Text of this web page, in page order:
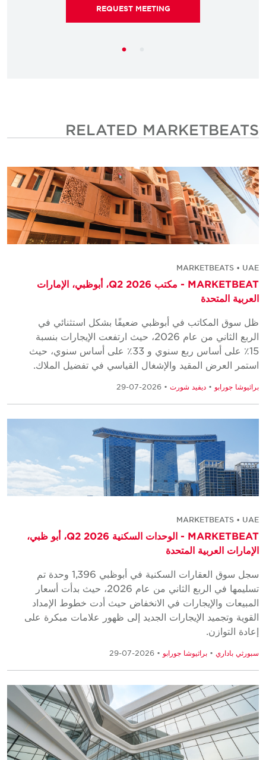
REQUEST MEETING
RELATED MARKETBEATS
MARKETBEATS • UAE
MARKETBEAT - مكتب Q2 2026، أبوظبي، الإمارات
العربية المتحدة
ظل سوق المكاتب في أبوظبي ضعيفًا بشكل استثنائي في
الربع الثاني من عام 2026، حيث ارتفعت الإيجارات بنسبة
15٪ على أساس ربع سنوي و 33٪ على أساس سنوي، حيث
استمر العرض المقيد والإشغال القياسي في تفضيل الملاك.
براثيوشا جورابو • ديفيد شورت • 2026-07-29
MARKETBEATS • UAE
MARKETBEAT - الوحدات السكنية Q2 2026، أبو ظبي،
الإمارات العربية المتحدة
سجل سوق العقارات السكنية في أبوظبي 1,396 وحدة تم
تسليمها في الربع الثاني من عام 2026، حيث بدأت أسعار
المبيعات والإيجارات في الانخفاض حيث أدت خطوط الإمداد
القوية وتجميد الإيجارات الجديد إلى ظهور علامات مبكرة على
إعادة التوازن.
سبورثي باداري • براثيوشا جورابو • 2026-07-29